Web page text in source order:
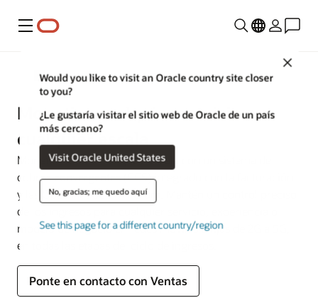
Menú
Close
Would you like to visit an Oracle country site closer
to you?
¿Le gustaría visitar el sitio web de Oracle de un país
más cercano?
Visit Oracle United States
No, gracias; me quedo aquí
See this page for a different country/region
Comunicaciones
Monetiza cualquier servicio a
cualquier escala
Monetiza todo a cualquier escala con un sistema de
cobros convergentes (CCS) integrado con la facturación
y las Open API de TM Forum. Mantén un control preciso
de los ingresos para cualquier servicio, experiencia o
modelo de negocio en redes móviles o fijas de 2G a 5G,
en todas las etapas del ciclo de ingresos.
Ponte en contacto con Ventas